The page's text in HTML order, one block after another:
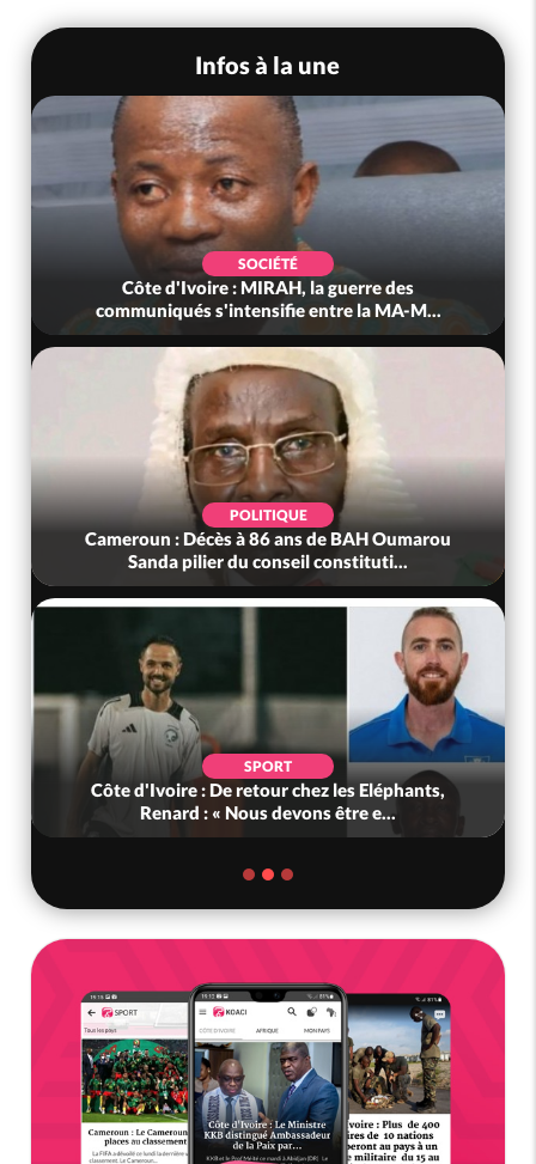
Infos à la une
SOCIÉTÉ
Côte d'Ivoire : MIRAH, la guerre des
communiqués s'intensifie entre la MA-M...
POLITIQUE
Cameroun : Décès à 86 ans de BAH Oumarou
Sanda pilier du conseil constituti...
SPORT
Côte d'Ivoire : De retour chez les Eléphants,
Renard : « Nous devons être e...